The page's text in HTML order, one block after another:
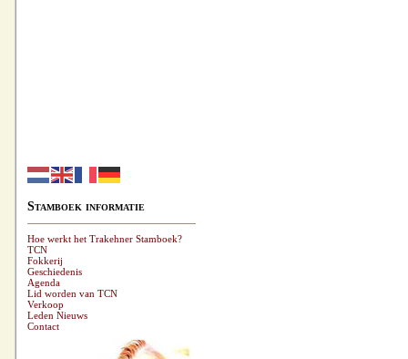
Stamboek informatie
Hoe werkt het Trakehner Stamboek?
TCN
Fokkerij
Geschiedenis
Agenda
Lid worden van TCN
Verkoop
Leden Nieuws
Contact